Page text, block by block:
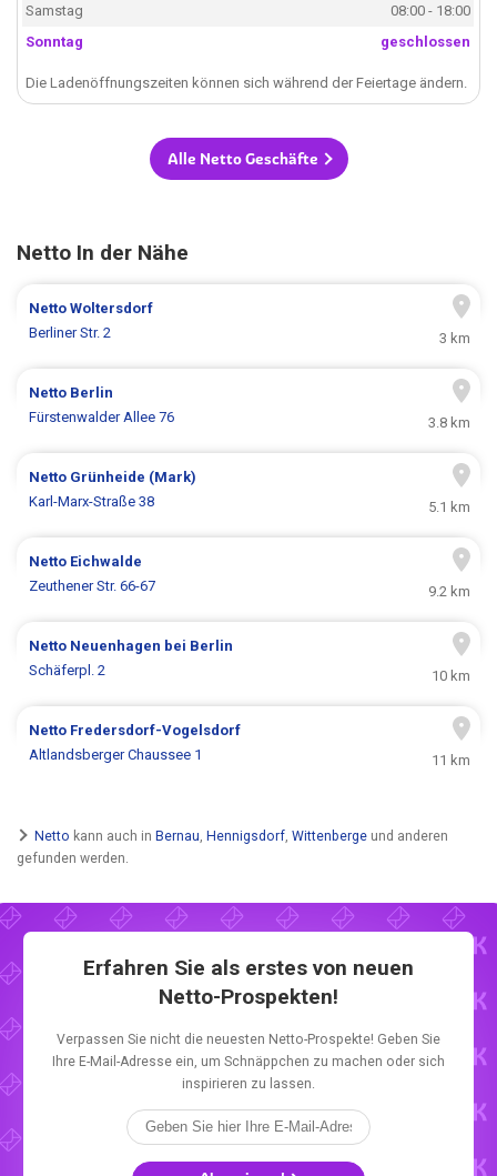
Samstag
08:00 - 18:00
Sonntag
geschlossen
Die Ladenöffnungszeiten können sich während der Feiertage ändern.
Alle Netto Geschäfte
Netto In der Nähe
NettoWoltersdorf
Berliner Str. 2
3 km
Netto Berlin
Fürstenwalder Allee 76
3.8 km
Netto Grünheide (Mark)
Karl-Marx-Straße 38
5.1 km
Netto Eichwalde
Zeuthener Str. 66-67
9.2 km
Netto Neuenhagen bei Berlin
Schäferpl. 2
10 km
Netto Fredersdorf-Vogelsdorf
Altlandsberger Chaussee 1
11 km
Netto kann auch in Bernau Hennigsdorf Wittenberge und anderen
gefunden werden.
Erfahren Sie als erstes von neuen
Netto-Prospekten!
Verpassen Sie nicht die neuesten Netto-Prospekte! Geben Sie
Ihre E-Mail-Adresse ein, um Schnäppchen zu machen oder sich
inspirieren zu lassen.